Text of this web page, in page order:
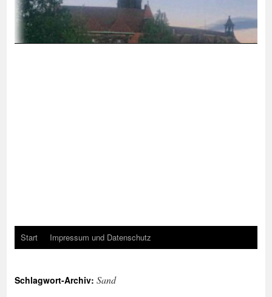
Start Impressum und Datenschutz
Schlagwort-Archiv: Sand